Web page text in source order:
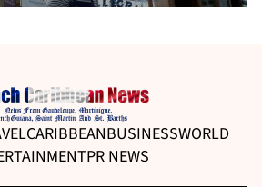
CARIBBEANBUSINESSWORLD
PR NEWS